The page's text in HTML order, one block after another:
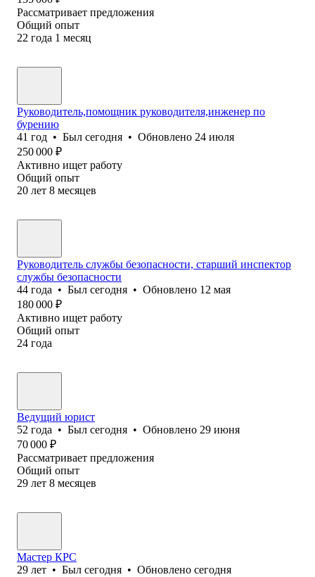
Рассматривает предложения
Общий опыт
22 года 1 месяц
Руководитель,помощник руководителя,инженер по
бурению
41 год • Был сегодня • Обновлено 24 июля
250 000 ₽
Активно ищет работу
Общий опыт
20 лет 8 месяцев
Руководитель службы безопасности, старший инспектор
службы безопасности
44 года • Был сегодня • Обновлено 12 мая
180 000 ₽
Активно ищет работу
Общий опыт
24 года
Ведущий юрист
52 года • Был сегодня • Обновлено 29 июня
70 000 ₽
Рассматривает предложения
Общий опыт
29 лет 8 месяцев
Мастер КРС
29 лет • Был сегодня • Обновлено сегодня